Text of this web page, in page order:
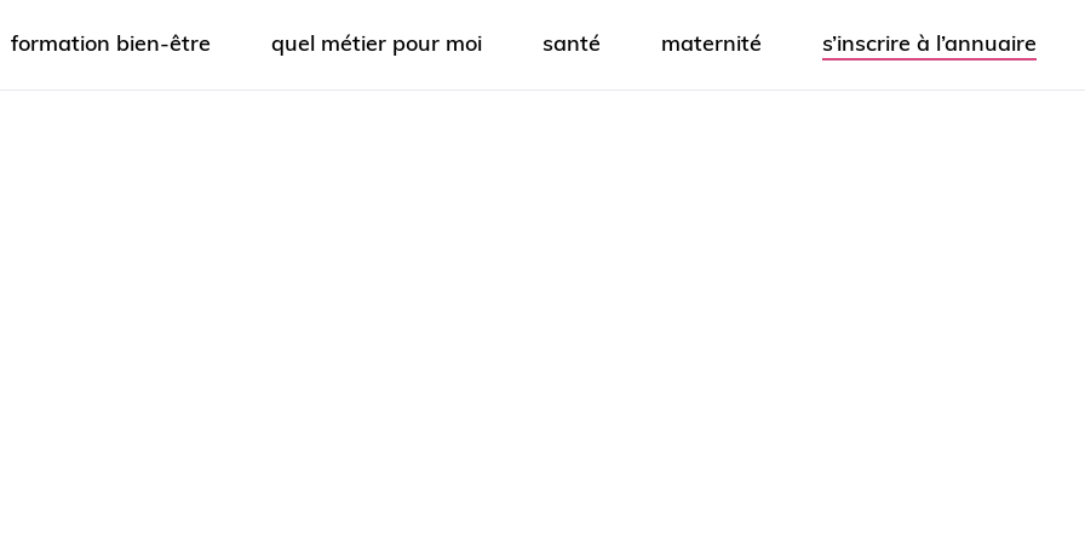
formation bien-être quel métier pour moi santé maternité s’inscrire à l’annuaire